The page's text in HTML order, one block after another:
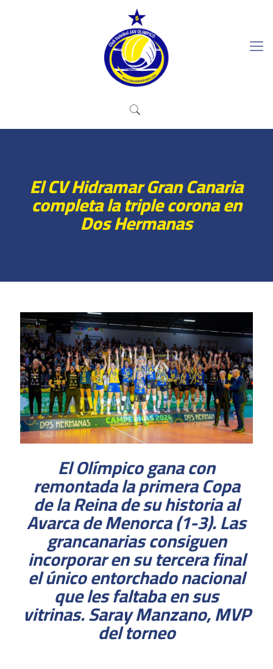
El CV Hidramar Gran Canaria
completa la triple corona en
Dos Hermanas
El Olímpico gana con
remontada la primera Copa
de la Reina de su historia al
Avarca de Menorca (1-3). Las
grancanarias consiguen
incorporar en su tercera final
el único entorchado nacional
que les faltaba en sus
vitrinas. Saray Manzano, MVP
del torneo